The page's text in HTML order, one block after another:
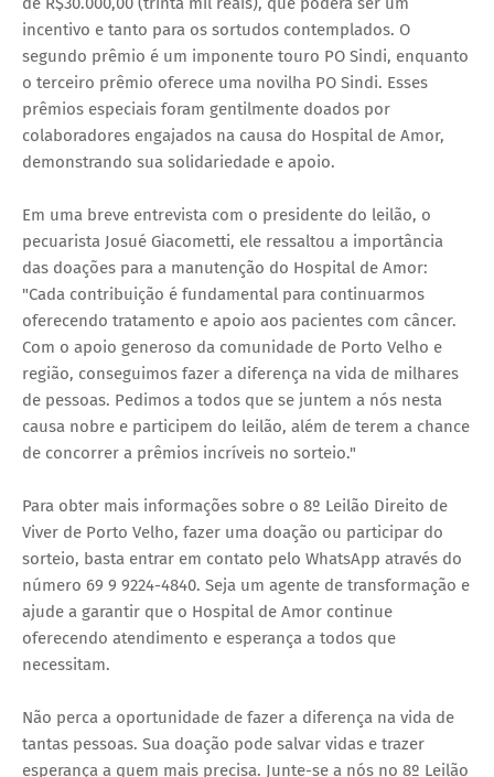
incentivo e tanto para os sortudos contemplados. O
segundo prêmio é um imponente touro PO Sindi, enquanto
o terceiro prêmio oferece uma novilha PO Sindi. Esses
prêmios especiais foram gentilmente doados por
colaboradores engajados na causa do Hospital de Amor,
demonstrando sua solidariedade e apoio.
Em uma breve entrevista com o presidente do leilão, o
pecuarista Josué Giacometti, ele ressaltou a importância
das doações para a manutenção do Hospital de Amor:
"Cada contribuição é fundamental para continuarmos
oferecendo tratamento e apoio aos pacientes com câncer.
Com o apoio generoso da comunidade de Porto Velho e
região, conseguimos fazer a diferença na vida de milhares
de pessoas. Pedimos a todos que se juntem a nós nesta
causa nobre e participem do leilão, além de terem a chance
de concorrer a prêmios incríveis no sorteio."
Para obter mais informações sobre o 8º Leilão Direito de
Viver de Porto Velho, fazer uma doação ou participar do
sorteio, basta entrar em contato pelo WhatsApp através do
número 69 9 9224-4840. Seja um agente de transformação e
ajude a garantir que o Hospital de Amor continue
oferecendo atendimento e esperança a todos que
necessitam.
Não perca a oportunidade de fazer a diferença na vida de
tantas pessoas. Sua doação pode salvar vidas e trazer
esperança a quem mais precisa. Junte-se a nós no 8º Leilão